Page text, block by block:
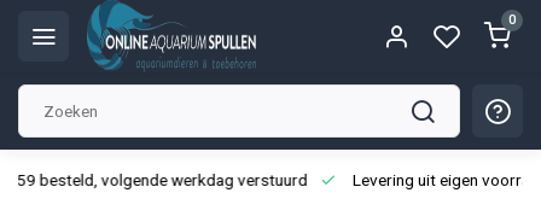
0
besteld, volgende werkdag verstuurd Levering uit eigen